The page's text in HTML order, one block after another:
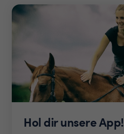
Hol dir unsere App!